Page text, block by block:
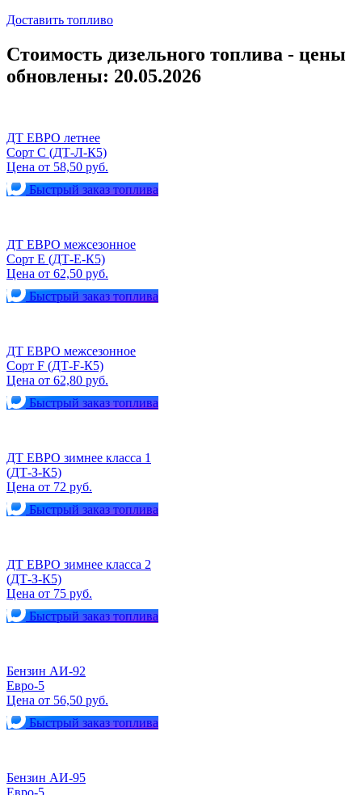
Доставить топливо
Стоимость дизельного топлива - цены
обновлены: 20.05.2026
ДТ ЕВРО летнее
Сорт С (ДТ-Л-К5)
Цена от 58,50 руб.
Быстрый заказ топлива
ДТ ЕВРО межсезонное
Сорт Е (ДТ-Е-К5)
Цена от 62,50 руб.
Быстрый заказ топлива
ДТ ЕВРО межсезонное
Сорт F (ДТ-F-К5)
Цена от 62,80 руб.
Быстрый заказ топлива
ДТ ЕВРО зимнее класса 1
(ДТ-З-К5)
Цена от 72 руб.
Быстрый заказ топлива
ДТ ЕВРО зимнее класса 2
(ДТ-З-К5)
Цена от 75 руб.
Быстрый заказ топлива
Бензин АИ-92
Евро-5
Цена от 56,50 руб.
Быстрый заказ топлива
Бензин АИ-95
Евро-5